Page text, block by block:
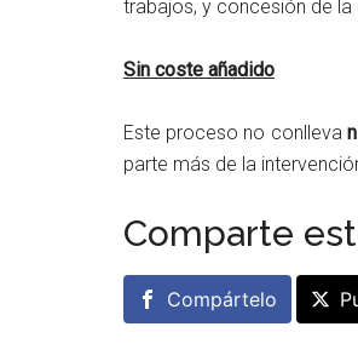
trabajos, y concesión de
Sin coste añadido
Este proceso no conlleva
parte más de la
Comparte
Compártelo